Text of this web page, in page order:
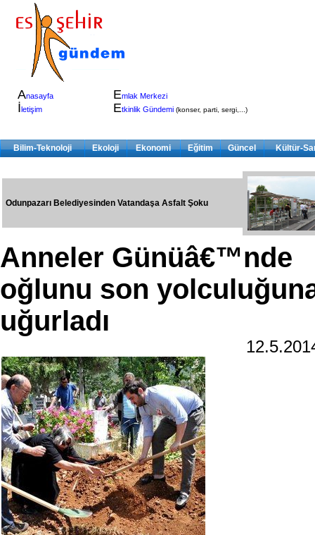
Anasayfa
İletişim
Emlak Merkezi
Etkinlik Gündemi (konser, parti, sergi,...)
Bilim-Teknoloji Ekoloji Ekonomi Eğitim Güncel Kültür-
Odunpazarı Belediyesinden Vatandaşa Asfalt Şoku
Anneler Günüâ€™nde
oğlunu son
uğurladı